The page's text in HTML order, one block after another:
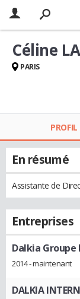
Céline
PARIS
PROFIL
En résumé
Assistante de
Entreprises
Dalkia Groupe
2014 - maintenant
DALKIA